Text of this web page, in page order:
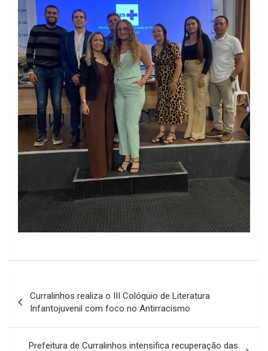
de
Post
Curralinhos realiza o III Colóquio de Literatura
Infantojuvenil com foco no Antirracismo
Prefeitura de Curralinhos intensifica recuperação das